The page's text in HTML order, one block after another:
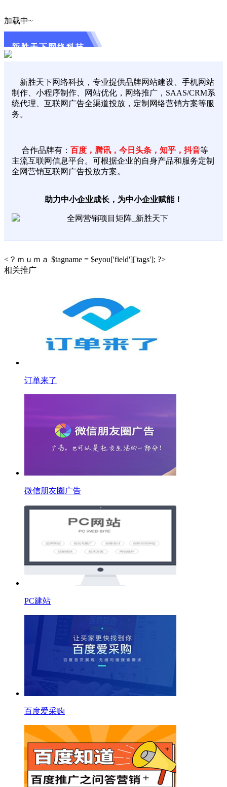
加载中~
新胜天下网络科技
新胜天下网络科技，专业提供品牌网站建设、手机网站
制作、小程序制作、网站优化，网络推广，SAAS/CRM系
统代理、互联网广告全渠道投放，定制网络营销方案等服
务。
合作品牌有： 百度，腾讯，今日头条，知乎，抖音等
主流互联网信息平台。可根据企业的自身产品和服务定制
全网营销互联网广告投放方案。
助力中小企业成长，为中小企业赋能！
<？ｍｕｍａ $tagname = $eyou['field']['tags']; ?>
相关推广
订单来了
微信朋友圈广告
PC建站
百度爱采购